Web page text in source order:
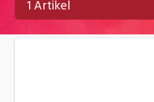
Ausbildung / Weiterbildung
1 Artikel